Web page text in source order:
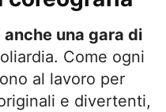
una gara di
Come ogni
al lavoro per
e divertenti,